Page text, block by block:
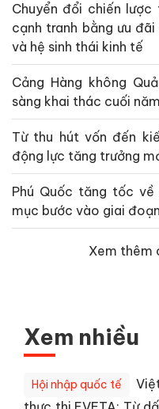
Chuyển đổi chiến
cạnh tranh bằng ưu
và hệ sinh thái kinh tế
Cảng Hàng không
sàng khai thác cuối
Từ thu hút vốn đến
động lực tăng trưởng
Phú Quốc tăng tốc về
mục bước vào giai
Xem thêm
Xem nhiều
Hội nhập quốc tế